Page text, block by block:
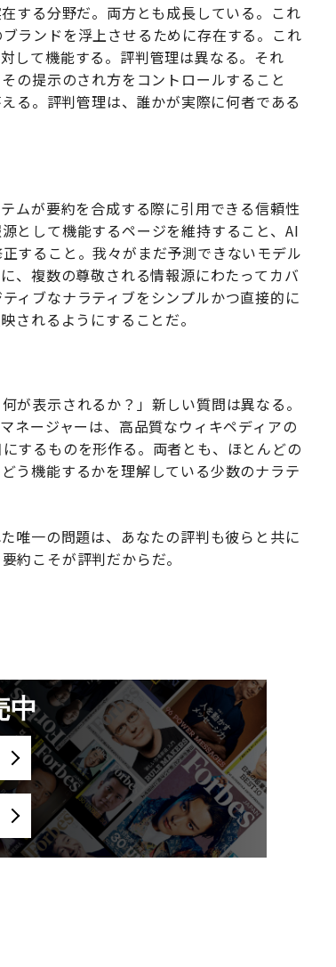
する分野だ。両方とも成長している。これ
ランドを浮上させるために存在する。これ
して機能する。評判管理は異なる。それ
の提示のされ方をコントロールすること
る。評判管理は、誰かが実際に何者である
ムが要約を合成する際に引用できる信頼性
として機能するページを維持すること、AI
すること。我々がまだ予測できないモデル
、複数の尊敬される情報源にわたってカバ
ィブなナラティブをシンプルかつ直接的に
されるようにすることだ。
が表示されるか？」新しい質問は異なる。
ネージャーは、高品質なウィキペディアの
するものを形作る。両者とも、ほとんどの
う機能するかを理解している少数のナラテ
唯一の問題は、あなたの評判も彼らと共に
約こそが評判だからだ。
中